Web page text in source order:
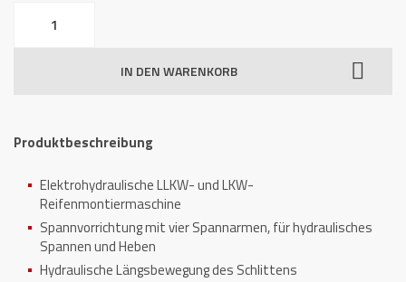
Reifenmontiermaschine
IN DEN WARENKORB
Produktbeschreibung
Elektrohydraulische LLKW- und LKW-
Reifenmontiermaschine
Spannvorrichtung mit vier Spannarmen, für hydraulisches
Spannen und Heben
Hydraulische Längsbewegung des Schlittens